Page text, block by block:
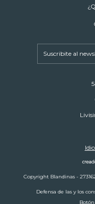
Copyright Blandinas -
Defensa de las y los